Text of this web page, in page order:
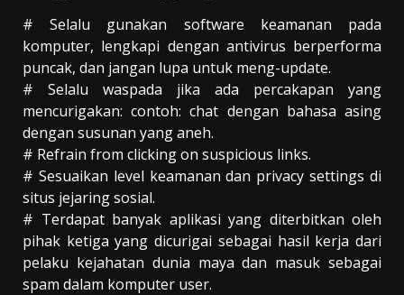
# Selalu gunakan software keamanan pada
komputer, lengkapi dengan antivirus berperforma
puncak, dan jangan lupa untuk meng-update.
# Selalu waspada jika ada percakapan yang
mencurigakan: contoh: chat dengan bahasa asing
dengan susunan yang aneh.
# Refrain from clicking on suspicious links.
# Sesuaikan level keamanan dan privacy settings di
situs jejaring sosial.
# Terdapat banyak aplikasi yang diterbitkan oleh
pihak ketiga yang dicurigai sebagai hasil kerja dari
pelaku kejahatan dunia maya dan masuk sebagai
spam dalam komputer user.